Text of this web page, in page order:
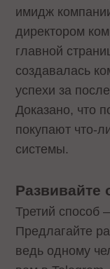
имидж
директором
главной
создавалась
успехи за
Доказано, что
покупают что-
системы.
Развивайте
Третий способ
Предлагайте
ведь одному